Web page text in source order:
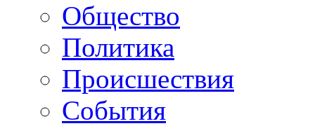
Общество
Политика
Происшествия
События